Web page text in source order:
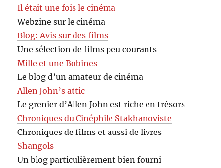
Il était une fois le cinéma
Webzine sur le cinéma
Blog: Avis sur des films
Une sélection de films peu courants
Mille et une Bobines
Le blog d’un amateur de cinéma
Allen John’s attic
Le grenier d’Allen John est riche en trésors
Chroniques du Cinéphile Stakhanoviste
Chroniques de films et aussi de livres
Shangols
Un blog particulièrement bien fourni